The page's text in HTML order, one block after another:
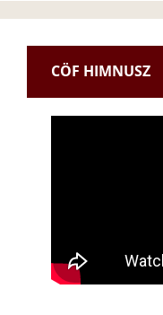
CÖF HIMNUSZ